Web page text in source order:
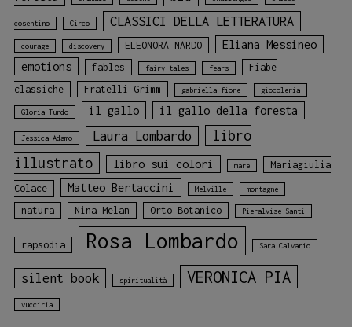
cosentino Circo CLASSICI DELLA LETTERATURA
courage discovery ELEONORA NARDO
Eliana Messineo
emotions
fables fairy tales fears
Fiabe
classiche
Fratelli Grimm gabriella fiore giocoleria
Gloria Tundo il gallo il gallo della foresta
Jessica Adamo Laura Lombardo
libro
illustrato
libro sui colori mare
Mariagiulia
Colace
Matteo Bertaccini Melville montagne
natura Nina Melan Orto Botanico Pieralvise Santi
rapsodia Rosa Lombardo Sara Calvario
silent book spiritualità VERONICA PIA
vucciria